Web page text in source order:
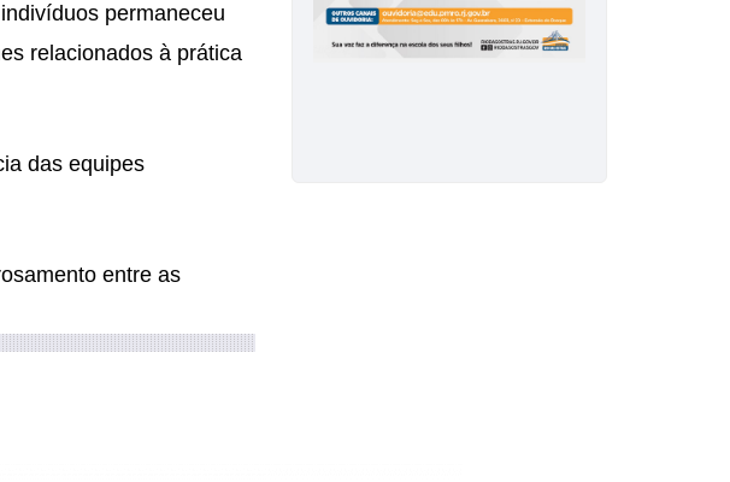
permaneceu
relacionados à prática
das equipes
entre as